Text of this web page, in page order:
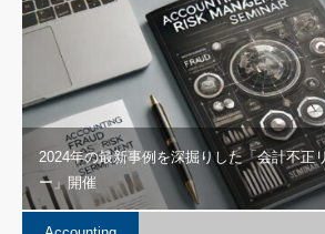
2024年の最新事例を深掘りした「会計不正
ー」開催